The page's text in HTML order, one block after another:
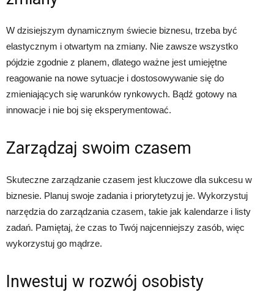
W dzisiejszym dynamicznym świecie biznesu, trzeba być
elastycznym i otwartym na zmiany. Nie zawsze wszystko
pójdzie zgodnie z planem, dlatego ważne jest umiejętne
reagowanie na nowe sytuacje i dostosowywanie się do
zmieniających się warunków rynkowych. Bądź gotowy na
innowacje i nie boj się eksperymentować.
Zarządzaj swoim czasem
Skuteczne zarządzanie czasem jest kluczowe dla sukcesu w
biznesie. Planuj swoje zadania i priorytetyzuj je. Wykorzystuj
narzędzia do zarządzania czasem, takie jak kalendarze i listy
zadań. Pamiętaj, że czas to Twój najcenniejszy zasób, więc
wykorzystuj go mądrze.
Inwestuj w rozwój osobisty